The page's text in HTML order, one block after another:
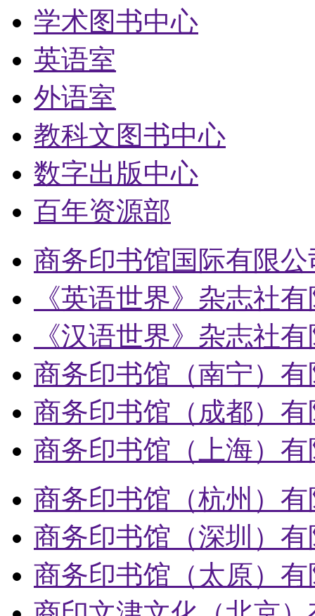
学术图书中心
英语室
外语室
教科文图书中心
数字出版中心
百年资源部
商务印书馆国际有限公
《英语世界》杂志社
《汉语世界》杂志社
商务印书馆（南宁）
商务印书馆（成都）
商务印书馆（上海）
商务印书馆（杭州）
商务印书馆（深圳）
商务印书馆（太原）